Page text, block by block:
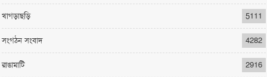
খাগড়াছড়ি 5111
সংগঠন সংবাদ 4282
রাঙামাটি 2916